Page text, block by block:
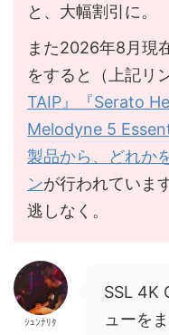
と、大幅割引に。
また2026年8月現
をすると（上記リ
TAIP』『Serato
Melodyne 5
製品から、どれか
ンが行われていま
逃しなく。
ｼｭﾝﾅﾘﾀ
SSL 4K
ューを